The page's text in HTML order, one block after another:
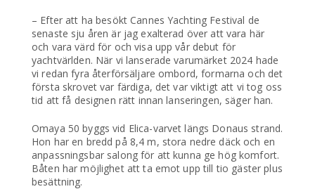
– Efter att ha besökt Cannes Yachting Festival de
senaste sju åren är jag exalterad över att vara här
och vara värd för och visa upp vår debut för
yachtvärlden. När vi lanserade varumärket 2024 hade
vi redan fyra återförsäljare ombord, formarna och det
första skrovet var färdiga, det var viktigt att vi tog oss
tid att få designen rätt innan lanseringen, säger han.
Omaya 50 byggs vid Elica-varvet längs Donaus strand.
Hon har en bredd på 8,4 m, stora nedre däck och en
anpassningsbar salong för att kunna ge hög komfort.
Båten har möjlighet att ta emot upp till tio gäster plus
besättning.